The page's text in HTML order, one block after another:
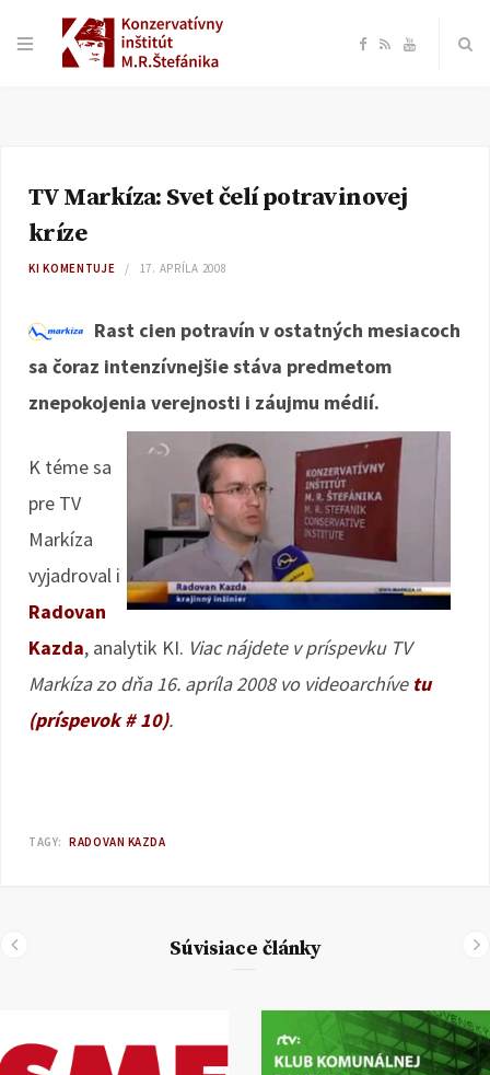
F
e
o
R Y
TV Markíza: Svet čelí potravinovej
kríze
KI KOMENTUJE 17. APRÍLA 2008
Rast cien potravín v ostatných mesiacoch
sa čoraz intenzívnejšie stáva predmetom
znepokojenia verejnosti i záujmu médií.
K téme sa
pre TV
Markíza
vyjadroval i
Radovan
Kazda, analytik KI. Viac nájdete v príspevku TV
Markíza zo dňa 16. apríla 2008 vo videoarchíve tu
(príspevok # 10).
TAGY: RADOVAN KAZDA
Súvisiace články